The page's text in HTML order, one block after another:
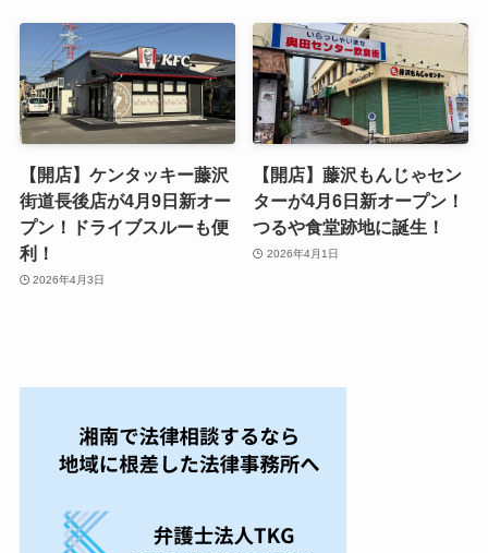
【開店】ケンタッキー藤沢
街道長後店が4月9日新オー
プン！ドライブスルーも便
利！
2026年4月3日
【開店】藤沢もんじゃセン
ターが4月6日新オープン！
つるや食堂跡地に誕生！
2026年4月1日